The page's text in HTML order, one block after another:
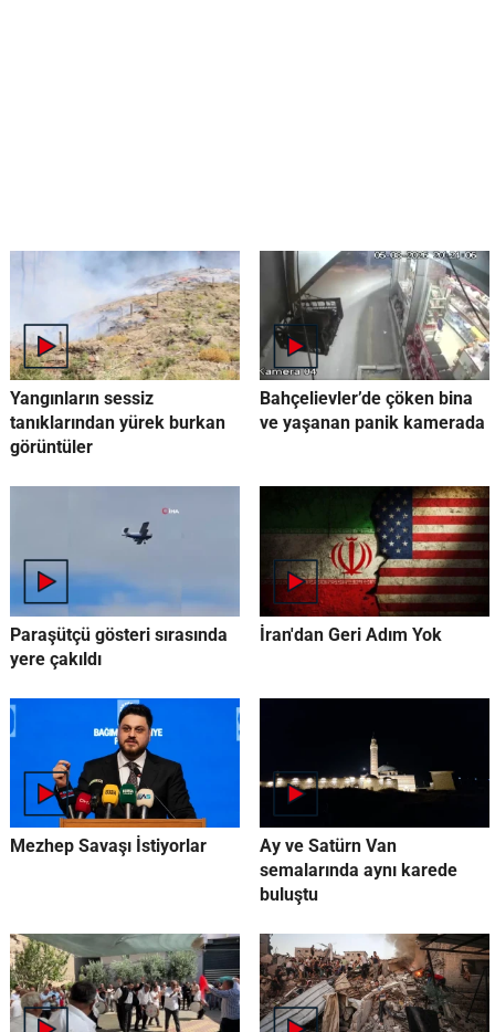
Yangınların sessiz
tanıklarından yürek burkan
görüntüler
Bahçelievler’de çöken bina
ve yaşanan panik kamerada
Paraşütçü gösteri sırasında
yere çakıldı
İran'dan Geri Adım Yok
Mezhep Savaşı İstiyorlar
Ay ve Satürn Van
semalarında aynı karede
buluştu